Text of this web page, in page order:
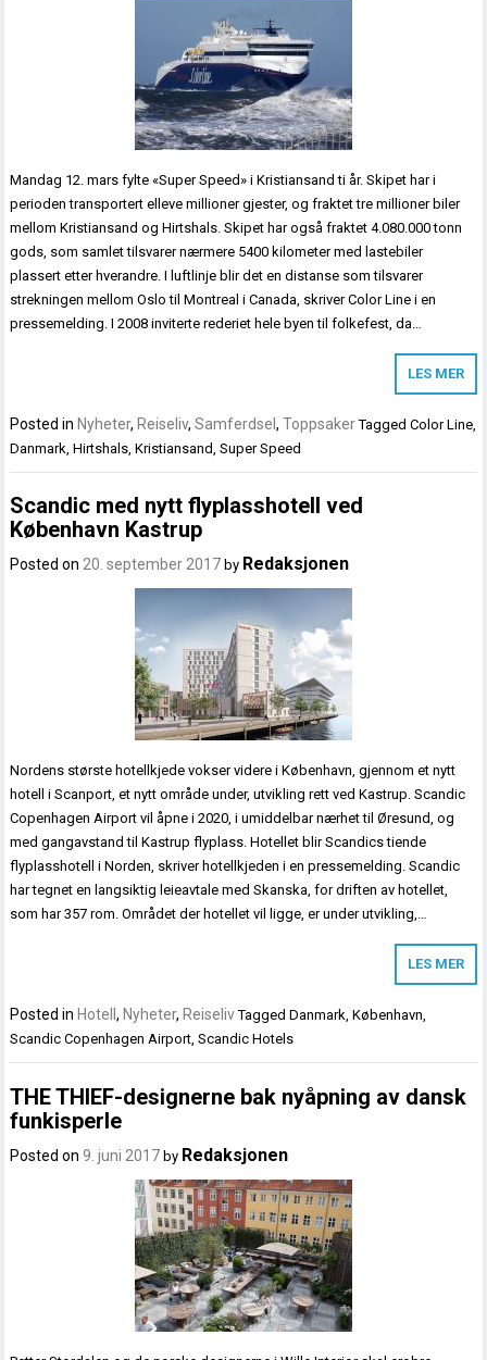
Mandag 12. mars fylte «Super Speed» i Kristiansand ti år. Skipet har i
perioden transportert elleve millioner gjester, og fraktet tre millioner biler
mellom Kristiansand og Hirtshals. Skipet har også fraktet 4.080.000 tonn
gods, som samlet tilsvarer nærmere 5400 kilometer med lastebiler
plassert etter hverandre. I luftlinje blir det en distanse som tilsvarer
strekningen mellom Oslo til Montreal i Canada, skriver Color Line i en
pressemelding. I 2008 inviterte rederiet hele byen til folkefest, da…
LES MER
Posted in Nyheter, Reiseliv,Samferdsel,Toppsaker TaggedColor Line
Danmark ,Hirtshals ,Kristiansand ,Super Speed
Scandic med nytt flyplasshotell ved
København Kastrup
Posted on20. september 2017 by Redaksjonen
Nordens største hotellkjede vokser videre i København, gjennom et nytt
hotell i Scanport, et nytt område under, utvikling rett ved Kastrup. Scandic
Copenhagen Airport vil åpne i 2020, i umiddelbar nærhet til Øresund, og
med gangavstand til Kastrup flyplass. Hotellet blir Scandics tiende
flyplasshotell i Norden, skriver hotellkjeden i en pressemelding. Scandic
har tegnet en langsiktig leieavtale med Skanska, for driften av hotellet,
som har 357 rom. Området der hotellet vil ligge, er under utvikling,…
LES MER
Posted in Hotell, Nyheter, Reiseliv TaggedDanmark,København,
Scandic Copenhagen Airport,Scandic Hotels
THE THIEF-designerne bak nyåpning av dansk
funkisperle
Posted on9. juni 2017 by Redaksjonen